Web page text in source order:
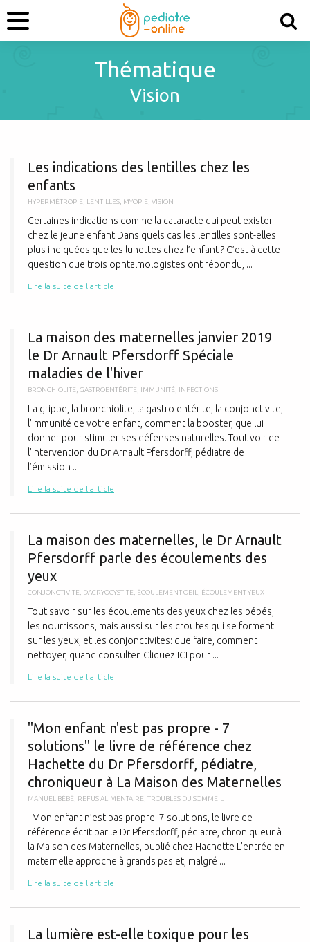
Thématique
Vision
Les indications des lentilles chez les
enfants
HYPERMÉTROPIE LENTILLES MYOPIE VISION
Certaines indications comme la cataracte qui peut exister
chez le jeune enfant Dans quels cas les lentilles sont-elles
plus indiquées que les lunettes chez l’enfant ? C’est à cette
question que trois ophtalmologistes ont répondu, ...
Lire la suite de l'article
La maison des maternelles janvier 2019
le Dr Arnault Pfersdorff Spéciale
maladies de l'hiver
BRONCHIOLITE GASTROENTÉRITE IMMUNITÉ INFECTIONS
La grippe, la bronchiolite, la gastro entérite, la conjonctivite,
l’immunité de votre enfant, comment la booster, que lui
donner pour stimuler ses défenses naturelles. Tout voir de
l’intervention du Dr Arnault Pfersdorff, pédiatre de
l’émission ...
Lire la suite de l'article
La maison des maternelles, le Dr Arnault
Pfersdorff parle des écoulements des
yeux
CONJONCTIVITE DACRYOCYSTITE ÉCOULEMENT OEIL ÉCOULEMENT YEUX
Tout savoir sur les écoulements des yeux chez les bébés,
les nourrissons, mais aussi sur les croutes qui se forment
sur les yeux, et les conjonctivites: que faire, comment
nettoyer, quand consulter. Cliquez ICI pour ...
Lire la suite de l'article
"Mon enfant n'est pas propre - 7
solutions" le livre de référence chez
Hachette du Dr Pfersdorff, pédiatre,
chroniqueur à La Maison des Maternelles
MANUEL BÉBÉ REFUS ALIMENTAIRE TROUBLES DU SOMMEIL
Mon enfant n’est pas propre 7 solutions, le livre de
référence écrit par le Dr Pfersdorff, pédiatre, chroniqueur à
la Maison des Maternelles, publié chez Hachette L’entrée en
maternelle approche à grands pas et, malgré ...
Lire la suite de l'article
La lumière est-elle toxique pour les